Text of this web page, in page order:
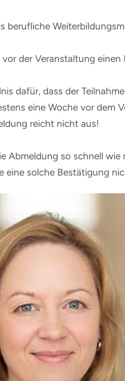
berufliche
der Veranstaltung
dafür, dass der
eine Woche vor dem
reicht nicht aus!
Abmeldung so schnell
eine solche Bestätigung